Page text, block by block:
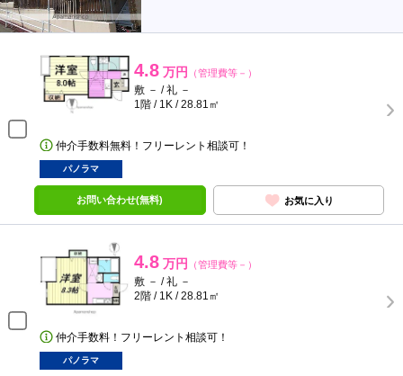
4.8 万円 （管理費等－）
敷 － / 礼 －
1階 / 1K / 28.81㎡
仲介手数料無料！フリーレント相談可！
パノラマ
お問い合わせ(無料) お気に入り
4.8 万円 （管理費等－）
敷 － / 礼 －
2階 / 1K / 28.81㎡
仲介手数料！フリーレント相談可！
パノラマ